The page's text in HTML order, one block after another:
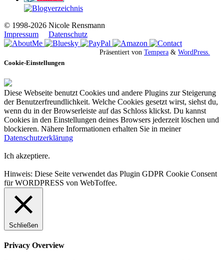
© 1998-2026 Nicole Rensmann
Impressum
Datenschutz
Präsentiert von Tempera & WordPress.
Cookie-Einstellungen
Diese Webseite benutzt Cookies und andere Plugins zur Steigerung
der Benutzerfreundlichkeit. Welche Cookies gesetzt wirst, siehst du,
wenn du in der Browserleiste auf das Schloss klickst. Du kannst
Cookies in den Einstellungen deines Browsers jederzeit löschen und
blockieren. Nähere Informationen erhalten Sie in meiner
Datenschutzerklärung
Ich akzeptiere.
Hinweis: Diese Seite verwendet das Plugin GDPR Cookie Consent
für WORDPRESS von WebToffee.
Schließen
Privacy Overview